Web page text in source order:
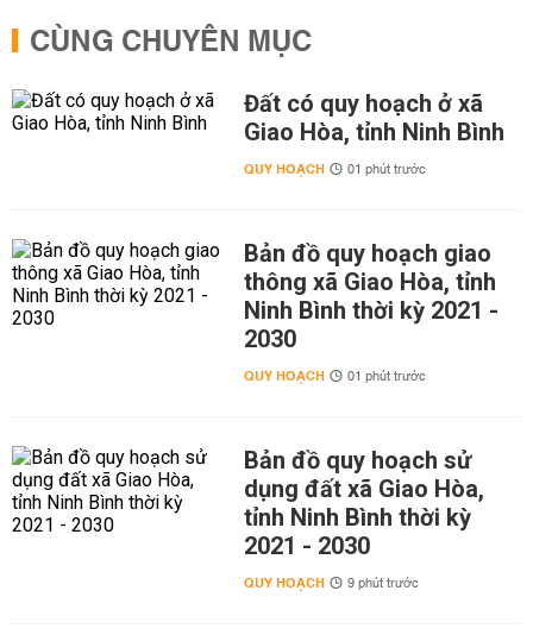
CÙNG CHUYÊN MỤC
Đất có quy hoạch ở xã
Giao Hòa, tỉnh Ninh Bình
QUY HOẠCH 01 phút trước
Bản đồ quy hoạch giao
thông xã Giao Hòa, tỉnh
Ninh Bình thời kỳ 2021 -
2030
QUY HOẠCH 01 phút trước
Bản đồ quy hoạch sử
dụng đất xã Giao Hòa,
tỉnh Ninh Bình thời kỳ
2021 - 2030
QUY HOẠCH 9 phút trước